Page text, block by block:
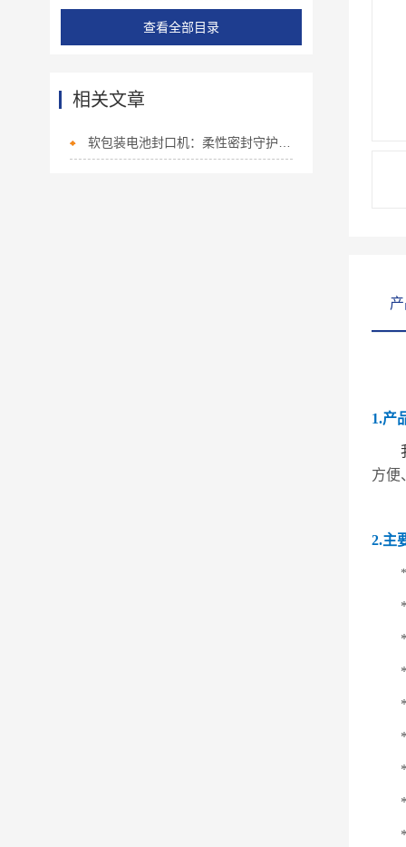
1.产
方便
2.主
*
查看全部目录
相关文章